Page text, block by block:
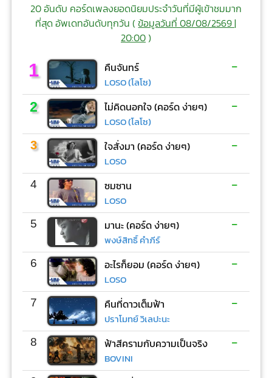
20 อันดับ คอร์ดเพลงยอดนิยมประจำวันที่มีผู้เข้าชมมาก
ที่สุด อัพเดทอันดับทุกวัน (ข้อมูลวันที่ 08/08/2569 |
20:00)
1 คืนจันทร์
LOSO (โลโซ)
-
2 ไม่คิดนอกใจ (คอร์ด ง่ายๆ)
LOSO (โลโซ)
-
3 ใจสั่งมา (คอร์ด ง่ายๆ)
LOSO
-
4 ซมซาน
LOSO
-
5 มานะ (คอร์ด ง่ายๆ)
พงษ์สิทธิ์ คำภีร์
-
6 อะไรก็ยอม (คอร์ด ง่ายๆ)
LOSO
-
7 คืนที่ดาวเต็มฟ้า
ปราโมทย์ วิเลปะนะ
-
8 ฟ้าสีครามกับความเป็นจริง
BOVINI
-